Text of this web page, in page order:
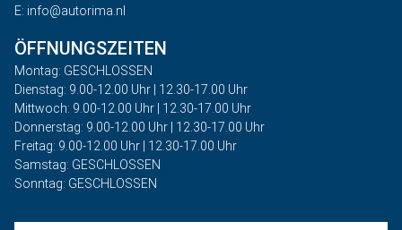
E: info@autorima.nl
ÖFFNUNGSZEITEN
Montag: GESCHLOSSEN
Dienstag: 9.00-12.00 Uhr | 12.30-17.00 Uhr
Mittwoch: 9.00-12.00 Uhr | 12.30-17.00 Uhr
Donnerstag: 9.00-12.00 Uhr | 12.30-17.00 Uhr
Freitag: 9.00-12.00 Uhr | 12.30-17.00 Uhr
Samstag: GESCHLOSSEN
Sonntag: GESCHLOSSEN